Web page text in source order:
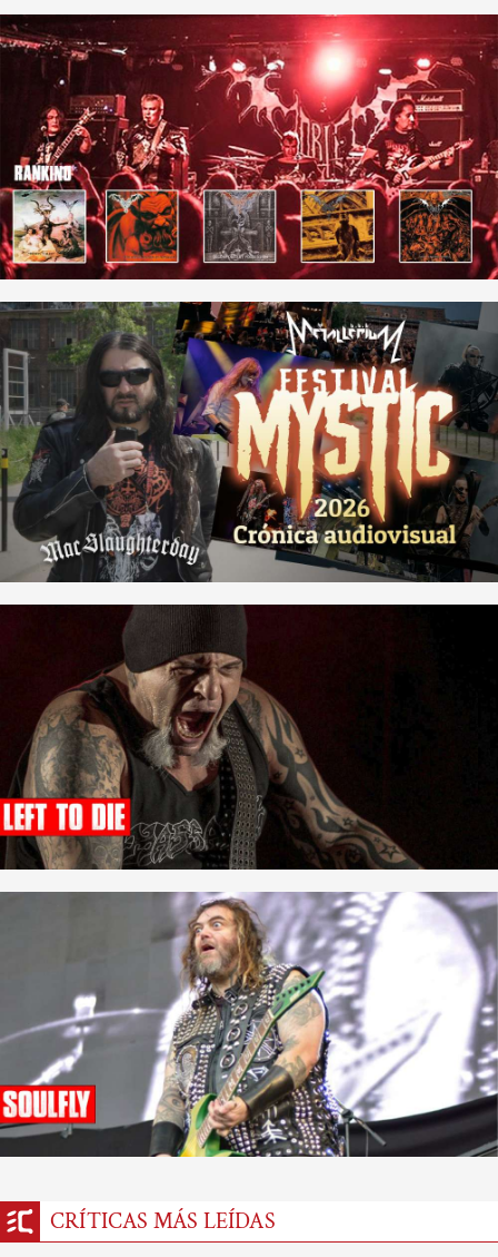
CRÍTICAS MÁS LEÍDAS